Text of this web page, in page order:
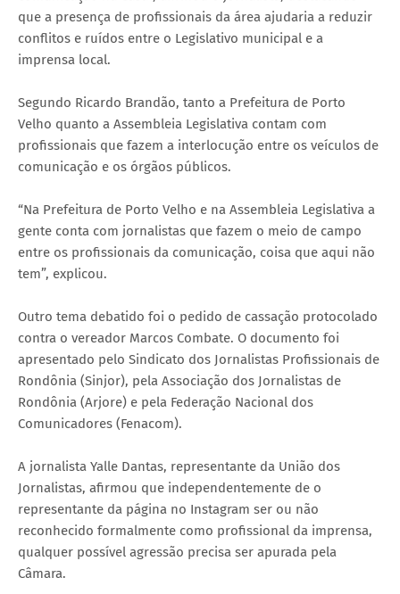
que a presença de profissionais da área ajudaria a reduzir
conflitos e ruídos entre o Legislativo municipal e a
imprensa local.
Segundo Ricardo Brandão, tanto a Prefeitura de Porto
Velho quanto a Assembleia Legislativa contam com
profissionais que fazem a interlocução entre os veículos de
comunicação e os órgãos públicos.
“Na Prefeitura de Porto Velho e na Assembleia Legislativa a
gente conta com jornalistas que fazem o meio de campo
entre os profissionais da comunicação, coisa que aqui não
tem”, explicou.
Outro tema debatido foi o pedido de cassação protocolado
contra o vereador Marcos Combate. O documento foi
apresentado pelo Sindicato dos Jornalistas Profissionais de
Rondônia (Sinjor), pela Associação dos Jornalistas de
Rondônia (Arjore) e pela Federação Nacional dos
Comunicadores (Fenacom).
A jornalista Yalle Dantas, representante da União dos
Jornalistas, afirmou que independentemente de o
representante da página no Instagram ser ou não
reconhecido formalmente como profissional da imprensa,
qualquer possível agressão precisa ser apurada pela
Câmara.